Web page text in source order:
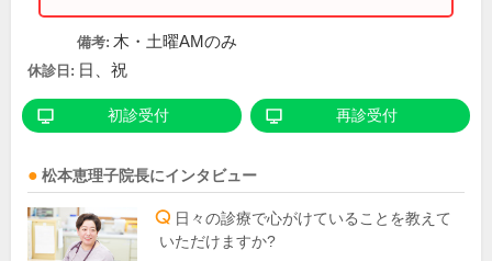
備考: 木・土曜AMのみ
休診日: 日、祝
初診受付 再診受付
松本恵理子院長にインタビュー
日々の診療で心がけていることを教えて
いただけますか?